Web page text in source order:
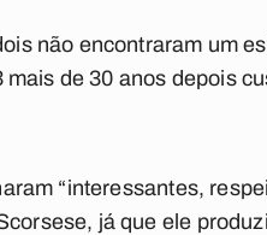
não encontraram um
de 30 anos depois
“interessantes,
já que ele